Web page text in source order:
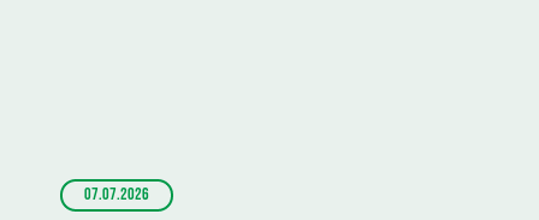
07.07.2026